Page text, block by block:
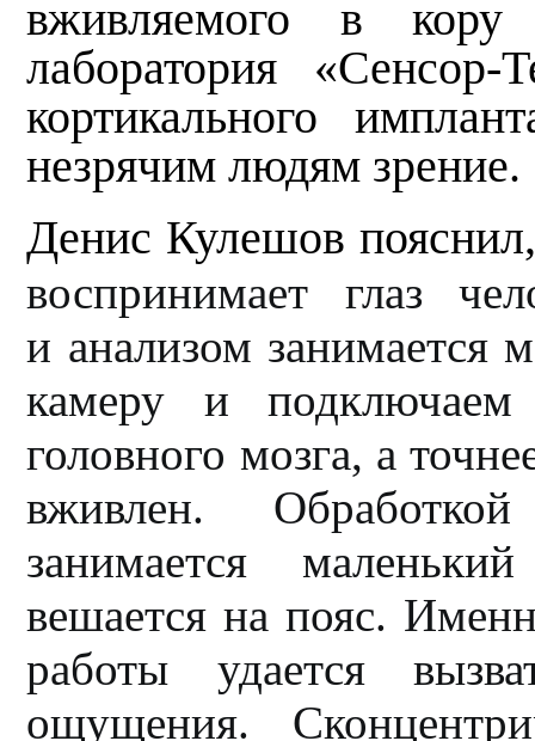
вживляемого в кору
лаборатория «Сенсор-
кортикального
незрячим людям зрение.
Денис Кулешов
воспринимает глаз
и анализом занимается
камеру и
головного мозга, а
вживлен.
занимается
вешается на пояс.
работы удается
ощущения.